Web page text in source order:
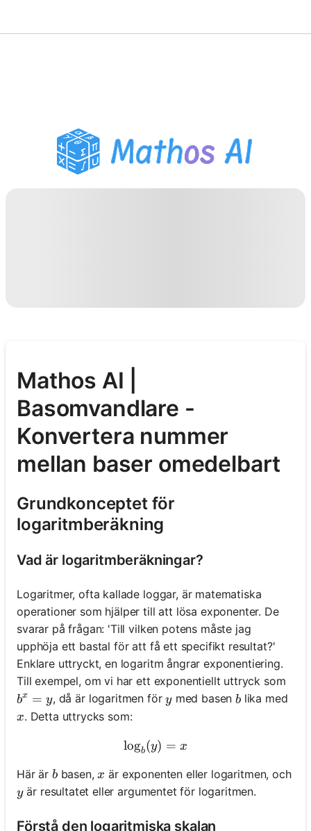
PDF Läxhjälp
Studieverktyg
Mathos AI |
Basomvandlare -
Konvertera nummer
mellan baser omedelbart
Grundkonceptet för
logaritmberäkning
Vad är logaritmberäkningar?
Logaritmer, ofta kallade loggar, är matematiska
operationer som hjälper till att lösa exponenter. De
svarar på frågan: 'Till vilken potens måste jag
upphöja ett bastal för att få ett specifikt resultat?'
Enklare uttryckt, en logaritm ångrar exponentiering.
Till exempel, om vi har ett exponentiellt uttryck som
b^x = y
bx = y, då är logaritmen föry
ymed basenb
blika med
x
x. Detta uttrycks som:
\log_b(y) = x
logb(y) = x
Här är b
bbasen,x
x är exponenten eller logaritmen, och
y
yär resultatet eller argumentet för logaritmen.
Förstå den logaritmiska skalan